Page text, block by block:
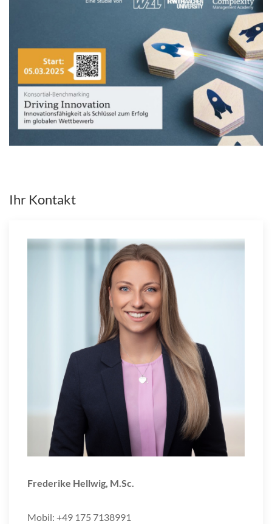
Ihr Kontakt
Frederike Hellwig, M.Sc.
Mobil: +49 175 7138991